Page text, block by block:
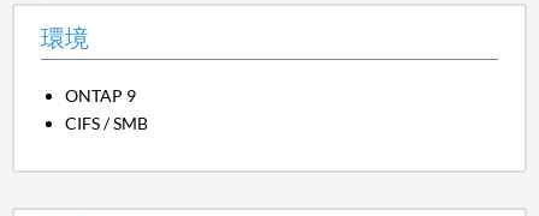
環境
ONTAP 9
CIFS / SMB